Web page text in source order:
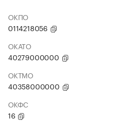
ОКПО
0114218056
ОКАТО
40279000000
ОКТМО
40358000000
ОКФС
16